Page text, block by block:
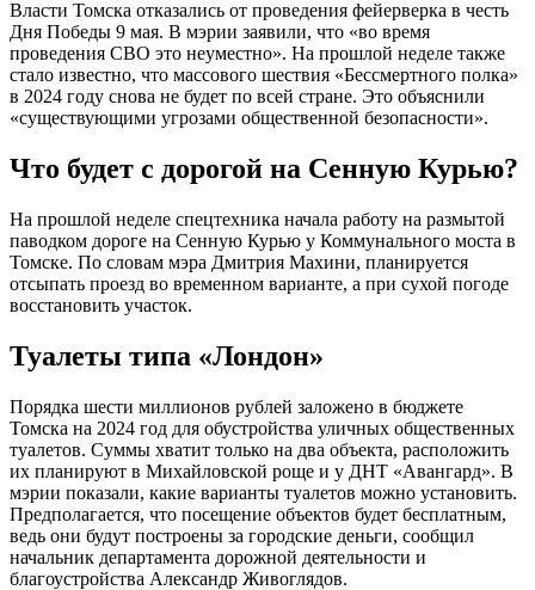
Власти Томска отказались от проведения фейерверка в честь
Дня Победы 9 мая. В мэрии заявили, что «во время
проведения СВО это неуместно». На прошлой неделе также
стало известно, что массового шествия «Бессмертного полка»
в 2024 году снова не будет по всей стране. Это объяснили
«существующими угрозами общественной безопасности».
Что будет с дорогой на Сенную Курью?
На прошлой неделе спецтехника начала работу на размытой
паводком дороге на Сенную Курью у Коммунального моста в
Томске. По словам мэра Дмитрия Махини, планируется
отсыпать проезд во временном варианте, а при сухой погоде
восстановить участок.
Туалеты типа «Лондон»
Порядка шести миллионов рублей заложено в бюджете
Томска на 2024 год для обустройства уличных общественных
туалетов. Суммы хватит только на два объекта, расположить
их планируют в Михайловской роще и у ДНТ «Авангард». В
мэрии показали, какие варианты туалетов можно установить.
Предполагается, что посещение объектов будет бесплатным,
ведь они будут построены за городские деньги, сообщил
начальник департамента дорожной деятельности и
благоустройства Александр Живоглядов.